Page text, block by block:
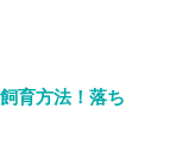
育方法！落ち